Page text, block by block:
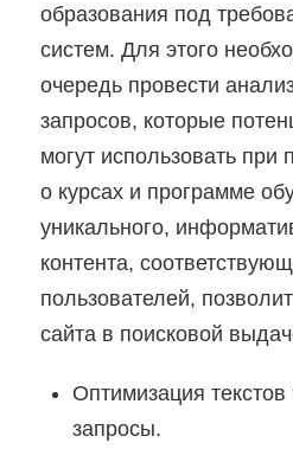
образования под
систем. Для этого
очередь провести
запросов, которые
могут использовать
о курсах и программе
уникального,
контента,
пользователей,
сайта в поисковой
Оптимизация
запросы.